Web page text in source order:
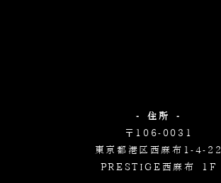
- 住所 -
〒106-0031
東京都港区西麻布1-4-22
PRESTIGE西麻布 1F